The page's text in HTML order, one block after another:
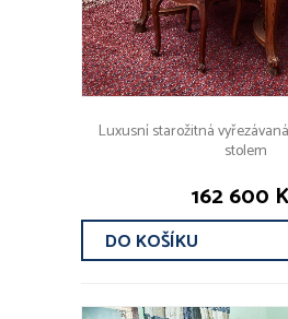
Luxusní starožitná
stolem
162 600
DO KOŠÍKU